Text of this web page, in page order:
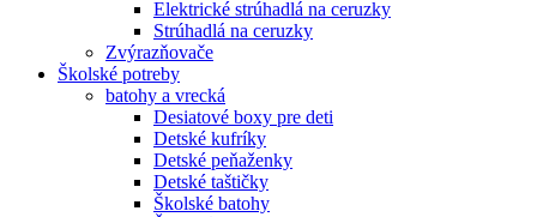
Elektrické strúhadlá na ceruzky
Strúhadlá na ceruzky
Zvýrazňovače
Školské potreby
batohy a vrecká
Desiatové boxy pre deti
Detské kufríky
Detské peňaženky
Detské taštičky
Školské batohy